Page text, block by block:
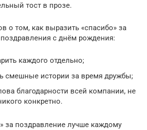
тост в прозе.
о том, как выразить «спасибо» за
с днём рождения:
каждого отдельно;
смешные истории за время дружбы;
благодарности всей компании, не
конкретно.
за поздравление лучше каждому